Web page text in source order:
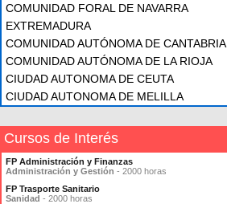
COMUNIDAD FORAL DE NAVARRA
EXTREMADURA
COMUNIDAD AUTÓNOMA DE CANTABRIA
COMUNIDAD AUTÓNOMA DE LA RIOJA
CIUDAD AUTONOMA DE CEUTA
CIUDAD AUTONOMA DE MELILLA
Cursos de Interés
FP Administración y Finanzas
Administración y Gestión - 2000 horas
FP Trasporte Sanitario
Sanidad - 2000 horas